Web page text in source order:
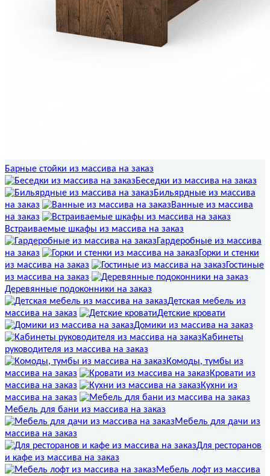
Барные стойки из массива на заказ
Беседки из массива на заказ
Бильярдные из массива
на заказ
Ванные из массива
на заказ
Встраиваемые шкафы из массива на заказ
Гардеробные из массива
на заказ
Горки и стенки
из массива на заказ
Гостиные
из массива на заказ
Деревянные подоконники на заказ
Детская мебель из
массива на заказ
Детские кровати
Домики из массива на заказ
Кабинеты
руководителя из массива на заказ
Комоды, тумбы из
массива на заказ
Кровати из
массива на заказ
Кухни из
массива на заказ
Мебель для бани из массива на заказ
Мебель для дачи из
массива на заказ
Для ресторанов
и кафе из массива на заказ
Мебель лофт из массива